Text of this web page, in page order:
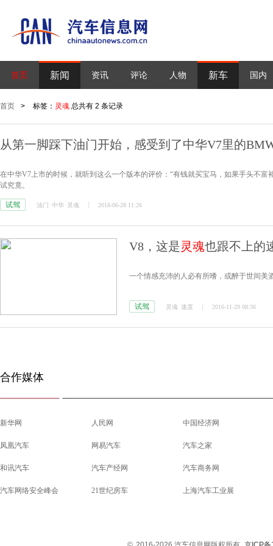
首页 新闻 资讯 评论 人物 新车 国内
首页 > 标签： 灵魂 总共有 2 条记录
从第一脚踩下油门开始，感受到了中华V7里的
在中华V7上市的时候，就听到这么一个版本的评价：“有钱就买宝马，如果手头不
试究竟。
试驾 油门 中华 灵魂 2018-06-28 11:26
V8，这是灵魂也跟不上的
一个情感充沛的人必有所嗜，或醉于世间美
试驾 灵魂 速度 2016-11-29 08:36
合作媒体
新华网 人民网 中国经济网
凤凰汽车 网易汽车 汽车之家
和讯汽车 汽车产经网 汽车商务网
汽车网络安全峰会 21世纪房车 上海汽车工业展